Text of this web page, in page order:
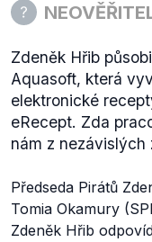
Zdeněk Hřib
Aquasoft, která
elektronické
eRecept. Zda
nám z nezávislých
Předseda Pirátů
Tomia Okamury
Zdeněk Hřib